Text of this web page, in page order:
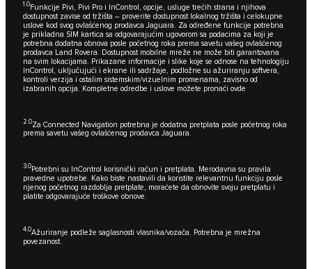
1.0Funkcije Pivi, Pivi Pro i InControl, opcije, usluge trećih strana i njihova
dostupnost zavise od tržišta – proverite dostupnost lokalnog tržišta i celokupne
uslove kod svog ovlašćenog prodavca Jaguara. Za određene funkcije potrebna
je prikladna SIM kartica sa odgovarajućim ugovorom sa podacima za koji je
potrebna dodatna obnova posle početnog roka prema savetu vašeg ovlašćenog
prodavca Land Rovera. Dostupnost mobilne mreže ne može biti garantovana
na svim lokacijama. Prikazane informacije i slike koje se odnose na tehnologiju
InControl, uključujući i ekrane ili sadržaje, podložne su ažuriranju softvera,
kontroli verzija i ostalim sistemskim/vizuelnim promenama, zavisno od
izabranih opcija. Kompletne odredbe i uslove možete pronaći ovde
2.0Za Connected Navigation potrebna je dodatna pretplata posle početnog roka
prema savetu vašeg ovlašćenog prodavca Jaguara.
3.0Potrebni su InControl korisnički račun i pretplata. Merodavna su pravila
pravedne upotrebe. Kako biste nastavili da koristite relevantnu funkciju posle
njenog početnog razdoblja pretplate, moraćete da obnovite svoju pretplatu i
platite odgovarajuće troškove obnove.
4.0Ažuriranje podleže saglasnosti vlasnika/vozača. Potrebna je mrežna
povezanost.